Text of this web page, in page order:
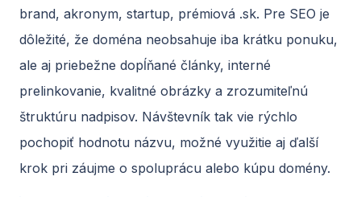
brand, akronym, startup, prémiová .sk. Pre SEO je
dôležité, že doména neobsahuje iba krátku ponuku,
ale aj priebežne dopĺňané články, interné
prelinkovanie, kvalitné obrázky a zrozumiteľnú
štruktúru nadpisov. Návštevník tak vie rýchlo
pochopiť hodnotu názvu, možné využitie aj ďalší
krok pri záujme o spoluprácu alebo kúpu domény.